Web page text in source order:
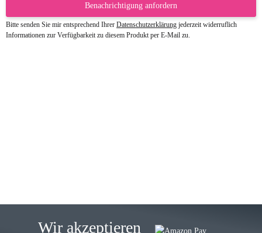
Benachrichtigung anfordern
Bitte senden Sie mir entsprechend Ihrer Datenschutzerklärung jederzeit widerruflich
Informationen zur Verfügbarkeit zu diesem Produkt per E-Mail zu.
Wir akzeptieren